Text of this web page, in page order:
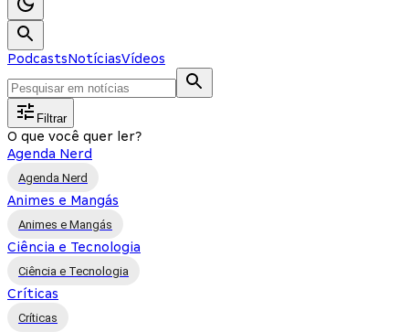
PodcastsNotíciasVídeos
Filtrar
O que você quer ler?
Agenda Nerd
Agenda Nerd
Animes e Mangás
Animes e Mangás
Ciência e Tecnologia
Ciência e Tecnologia
Críticas
Críticas